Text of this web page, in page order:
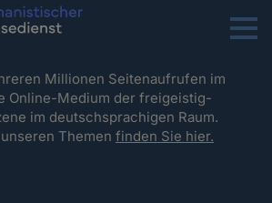
Menu
Millionen Seitenaufrufen im
Online-Medium der freigeistig-
im deutschsprachigen Raum.
Themenfinden Sie hier.